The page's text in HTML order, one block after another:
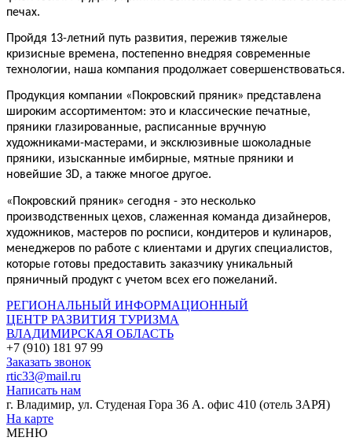
печах.
Пройдя 13-летний путь развития, пережив тяжелые
кризисные времена, постепенно внедряя современные
технологии, наша компания продолжает совершенствоваться.
Продукция компании «Покровский пряник» представлена
широким ассортиментом: это и классические печатные,
пряники глазированные, расписанные вручную
художниками-мастерами, и эксклюзивные шоколадные
пряники, изысканные имбирные, мятные пряники и
новейшие 3D, а также многое другое.
«Покровский пряник» сегодня - это несколько
производственных цехов, слаженная команда дизайнеров,
художников, мастеров по росписи, кондитеров и кулинаров,
менеджеров по работе с клиентами и других специалистов,
которые готовы предоставить заказчику уникальный
пряничный продукт с учетом всех его пожеланий.
РЕГИОНАЛЬНЫЙ ИНФОРМАЦИОННЫЙ
ЦЕНТР РАЗВИТИЯ ТУРИЗМА
ВЛАДИМИРСКАЯ ОБЛАСТЬ
+7 (910) 181 97 99
Заказать звонок
rtic33@mail.ru
Написать нам
г. Владимир, ул. Студеная Гора 36 А. офис 410 (отель ЗАРЯ)
На карте
МЕНЮ